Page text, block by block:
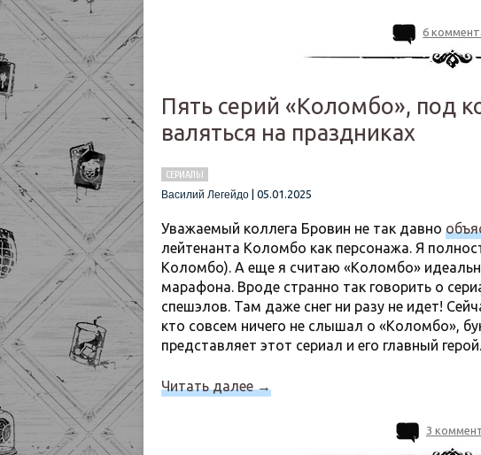
6
Пять серий «Коломбо», под
валяться на праздниках
СЕРИАЛЫ
Василий Легейдо
05.01.2025
Уважаемый коллега Бровин не так давно
лейтенанта Коломбо как персонажа. Я
Коломбо). А еще я считаю «Коломбо»
марафона. Вроде странно так говорить о
спешэлов. Там даже снег ни разу не идет!
кто совсем ничего не слышал о «Коломбо»,
представляет этот сериал и его главный герой.
Читать далее→
3